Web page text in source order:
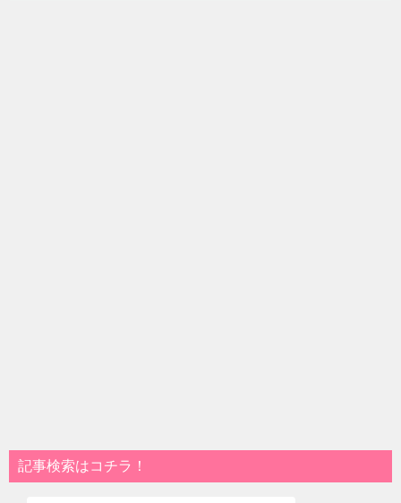
記事検索はコチラ！